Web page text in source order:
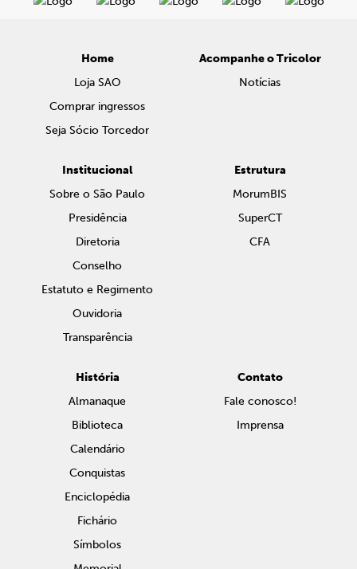
Home
Loja SAO
Comprar ingressos
Seja Sócio Torcedor
Acompanhe o Tricolor
Notícias
Institucional
Sobre o São Paulo
Presidência
Diretoria
Conselho
Estatuto e Regimento
Ouvidoria
Transparência
Estrutura
MorumBIS
SuperCT
CFA
História
Almanaque
Biblioteca
Calendário
Conquistas
Enciclopédia
Fichário
Símbolos
Contato
Fale conosco!
Imprensa